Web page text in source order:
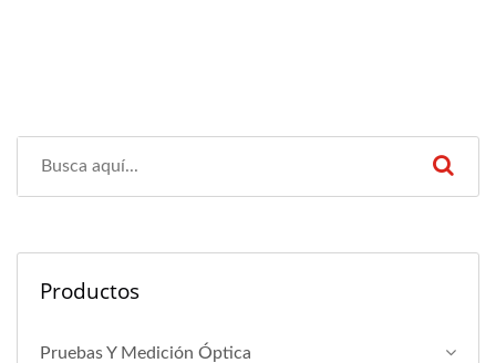
Productos
Pruebas Y Medición Óptica